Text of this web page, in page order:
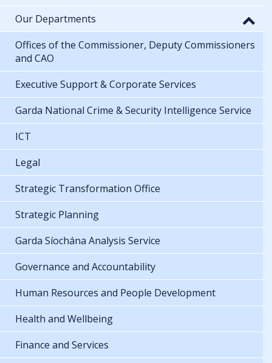
Our Departments
Offices of the Commissioner, Deputy Commissioners
and CAO
Executive Support & Corporate Services
Garda National Crime & Security Intelligence Service
ICT
Legal
Strategic Transformation Office
Strategic Planning
Garda Síochána Analysis Service
Governance and Accountability
Human Resources and People Development
Health and Wellbeing
Finance and Services